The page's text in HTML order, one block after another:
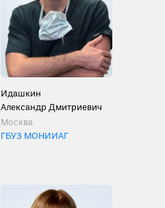
Идашкин
Александр Дмитриевич
Москва
ГБУЗ МОНИИАГ